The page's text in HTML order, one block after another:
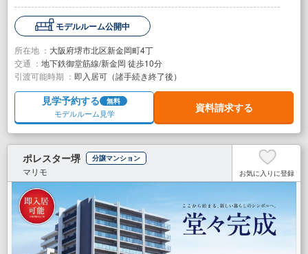
モデルルーム公開中
所在地 ： 大阪府堺市北区新金岡町4丁
交通 ： 地下鉄御堂筋線/新金岡 徒歩10分
引渡可能時期 ： 即入居可（諸手続き終了後）
見学予約する 無料
モデルルーム見学 資料請求する
ポレスター堺 分譲マンション
マリモ お気に入りに登録